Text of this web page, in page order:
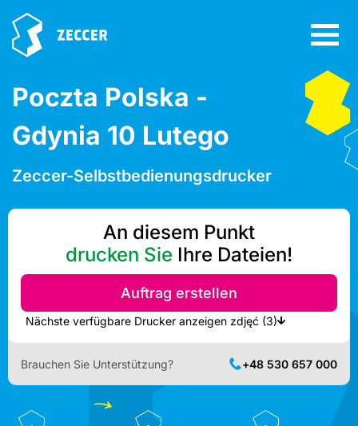
Poczta Polska -
Gdynia 10 Lutego
Zeccer-Selbstbedienungsdrucker
An diesem Punkt
drucken Sie Ihre Dateien!
Auftrag erstellen
Nächste verfügbare Drucker anzeigen zdjęć (3)
Brauchen Sie Unterstützung? +48 530 657 000